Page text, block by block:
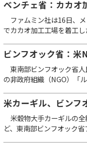
ベンチェ省：カカオ
ファムミン社は16日、
でカカオ加工工場を着工し
ビンフオック省：米
東南部ビンフオック省
の非政府組織（NGO）「
米カーギル、ビンフ
米穀物大手カーギルの
ど、東南部ビンフオック省